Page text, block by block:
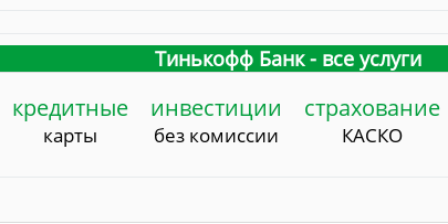
Тинькофф Банк - все услуги
кредитные
карты
инвестиции
без комиссии
страхование
КАСКО